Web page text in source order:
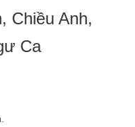
Chiều Anh,
Ca